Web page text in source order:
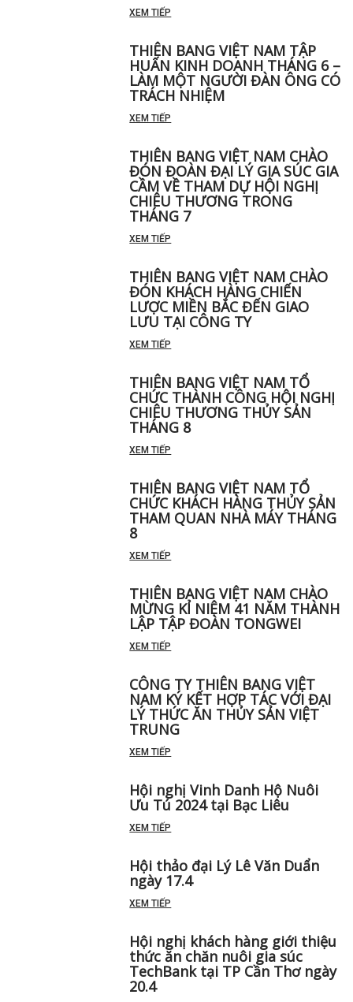
XEM TIẾP
THIÊN BANG VIỆT NAM TẬP
HUẤN KINH DOANH THÁNG 6 –
LÀM MỘT NGƯỜI ĐÀN ÔNG CÓ
TRÁCH NHIỆM
XEM TIẾP
THIÊN BANG VIỆT NAM CHÀO
ĐÓN ĐOÀN ĐẠI LÝ GIA SÚC GIA
CẦM VỀ THAM DỰ HỘI NGHỊ
CHIÊU THƯƠNG TRONG
THÁNG 7
XEM TIẾP
THIÊN BANG VIỆT NAM CHÀO
ĐÓN KHÁCH HÀNG CHIẾN
LƯỢC MIỀN BẮC ĐẾN GIAO
LƯU TẠI CÔNG TY
XEM TIẾP
THIÊN BANG VIỆT NAM TỔ
CHỨC THÀNH CÔNG HỘI NGHỊ
CHIÊU THƯƠNG THỦY SẢN
THÁNG 8
XEM TIẾP
THIÊN BANG VIỆT NAM TỔ
CHỨC KHÁCH HÀNG THỦY SẢN
THAM QUAN NHÀ MÁY THÁNG
8
XEM TIẾP
THIÊN BANG VIỆT NAM CHÀO
MỪNG KỈ NIỆM 41 NĂM THÀNH
LẬP TẬP ĐOÀN TONGWEI
XEM TIẾP
CÔNG TY THIÊN BANG VIỆT
NAM KÝ KẾT HỢP TÁC VỚI ĐẠI
LÝ THỨC ĂN THỦY SẢN VIỆT
TRUNG
XEM TIẾP
Hội nghị Vinh Danh Hộ Nuôi
Ưu Tú 2024 tại Bạc Liêu
XEM TIẾP
Hội thảo đại Lý Lê Văn Duẩn
ngày 17.4
XEM TIẾP
Hội nghị khách hàng giới thiệu
thức ăn chăn nuôi gia súc
TechBank tại TP Cần Thơ ngày
20.4